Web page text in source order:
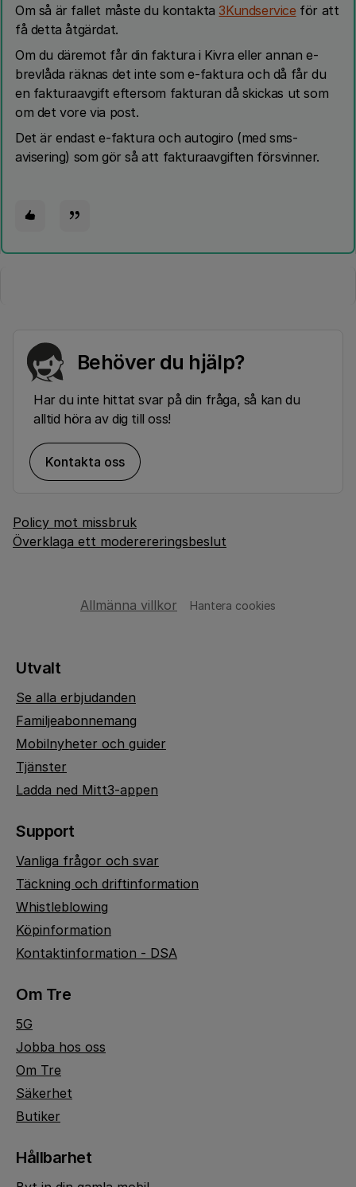
Om så är fallet måste du kontakta 3Kundservice för att
få detta åtgärdat.
Om du däremot får din faktura i Kivra eller annan e-
brevlåda räknas det inte som e-faktura och då får du
en fakturaavgift eftersom fakturan då skickas ut som
om det vore via post.
Det är endast e-faktura och autogiro (med sms-
avisering) som gör så att fakturaavgiften försvinner.
Behöver du hjälp?
Har du inte hittat svar på din fråga, så kan du
alltid höra av dig till oss!
Kontakta oss
Policy mot missbruk
Överklaga ett moderereringsbeslut
Allmänna villkor Hantera cookies
Utvalt
Se alla erbjudanden
Familjeabonnemang
Mobilnyheter och guider
Tjänster
Ladda ned Mitt3-appen
Support
Vanliga frågor och svar
Täckning och driftinformation
Whistleblowing
Köpinformation
Kontaktinformation - DSA
Om Tre
5G
Jobba hos oss
Om Tre
Säkerhet
Butiker
Hållbarhet